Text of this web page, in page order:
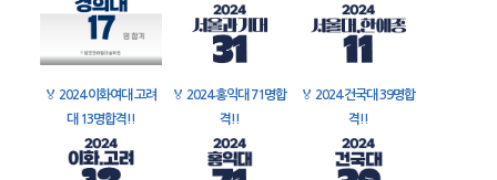
🏅 2024 이화여대 고려
대 13명합격!!
🏅 2024 홍익대 71명합
격!!
🏅 2024 건국대 39명합
격!!